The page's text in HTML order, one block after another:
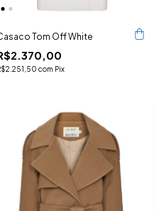
Tom Off White
com Pix